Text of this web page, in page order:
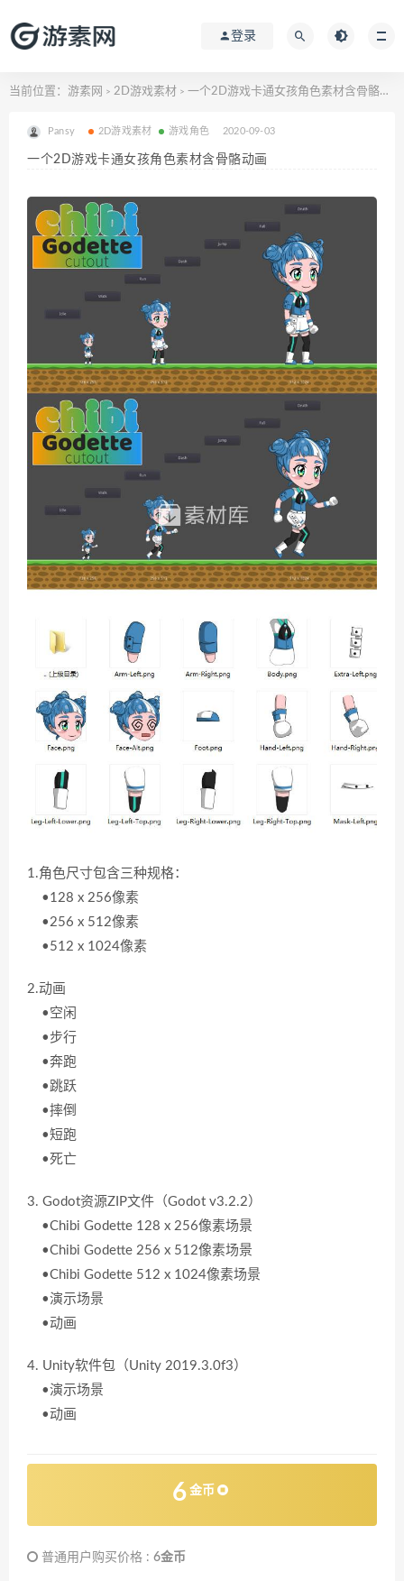
登录
当前位置： 游素网 > 2D游戏素材 > 一个2D游戏卡通女孩角色素材含骨骼动画
Pansy 2D游戏素材 游戏角色 2020-09-03
一个2D游戏卡通女孩角色素材含骨骼动画
1.角色尺寸包含三种规格：
•128 x 256像素
•256 x 512像素
•512 x 1024像素
2.动画
•空闲
•步行
•奔跑
•跳跃
•摔倒
•短跑
•死亡
3. Godot资源ZIP文件（Godot v3.2.2）
•Chibi Godette 128 x 256像素场景
•Chibi Godette 256 x 512像素场景
•Chibi Godette 512 x 1024像素场景
•演示场景
•动画
4. Unity软件包（Unity 2019.3.0f3）
•演示场景
•动画
6 金币
普通用户购买价格 : 6金币